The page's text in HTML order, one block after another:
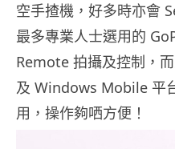
空手揸機，好多時亦會
最多專業人士選用的
Remote 拍攝及控制，
及 Windows Mobile 平
用，操作夠哂方便！